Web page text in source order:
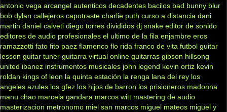
antonio vega arcangel autenticos decadentes bacilos bad bunny blur
bob dylan callejeros capotraste charlie puth curso a distancia dani
martin daniel calveti diego torres divididos dj snake editor de sonido
editores de audio profesionales el ultimo de la fila enjambre eros
ramazzotti fato fito paez flamenco flo rida franco de vita futbol guitar
lesson guitar tuner guitarra virtual online guitarras gibson hillsong
united ibanez instrumentos musicales john legend kevin ortiz kevin
roldan kings of leon la quinta estación la renga lana del rey los
angeles azules los gfez los hijos de barron los prisioneros madonna
manu chao marcela gandara marcos witt mastering de audio
masterizacion metronomo miel san marcos miguel mateos miguel y